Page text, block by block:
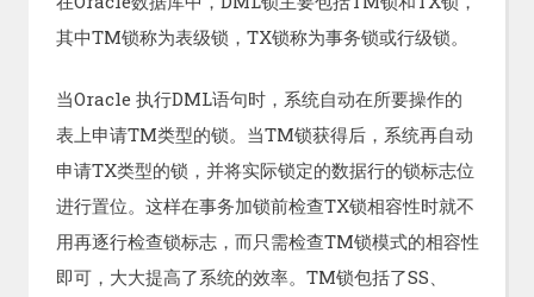
其中TM锁称为表级锁，TX锁称为事务锁或行级锁。
当Oracle 执行DML语句时，系统自动在所要操作的
表上申请TM类型的锁。当TM锁获得后，系统再自动
申请TX类型的锁，并将实际锁定的数据行的锁标志位
进行置位。这样在事务加锁前检查TX锁相容性时就不
用再逐行检查锁标志，而只需检查TM锁模式的相容性
即可，大大提高了系统的效率。TM锁包括了SS、